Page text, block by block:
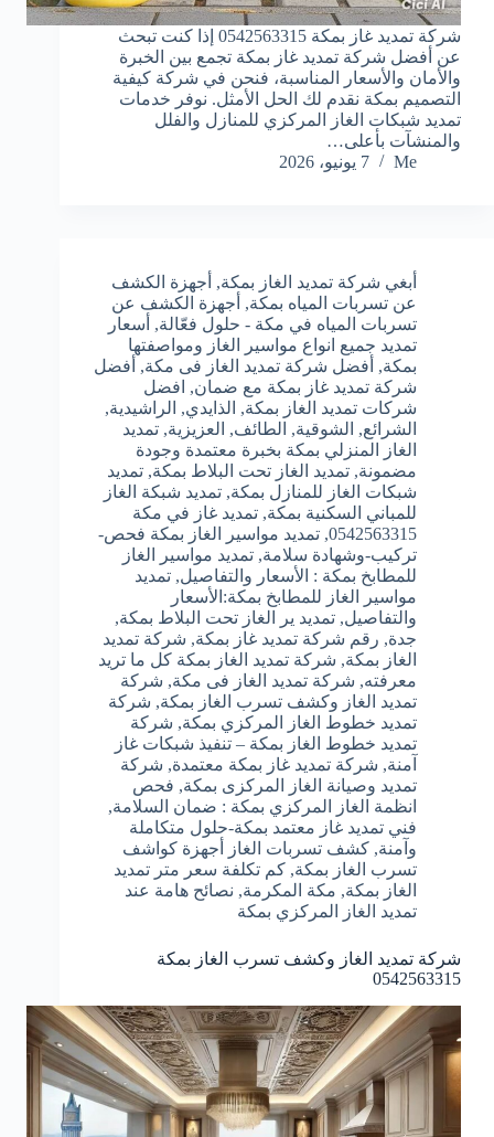
شركة تمديد غاز بمكة 0542563315 إذا كنت تبحث
عن أفضل شركة تمديد غاز بمكة تجمع بين الخبرة
والأمان والأسعار المناسبة، فنحن في شركة كيفية
التصميم بمكة نقدم لك الحل الأمثل. نوفر خدمات
تمديد شبكات الغاز المركزي للمنازل والفلل
والمنشآت بأعلى…
Me
7 يونيو، 2026
أبغي شركة تمديد الغاز بمكة, أجهزة الكشف
عن تسربات المياه بمكة, أجهزة الكشف عن
تسربات المياه في مكة - حلول فعّالة, أسعار
تمديد جميع انواع مواسير الغاز ومواصفتها
بمكة, أفضل شركة تمديد الغاز فى مكة, أفضل
شركة تمديد غاز بمكة مع ضمان, افضل
شركات تمديد الغاز بمكة, الذايدي, الراشيدية,
الشرائع, الشوقية, الطائف, العزيزية, تمديد
الغاز المنزلي بمكة بخبرة معتمدة وجودة
مضمونة, تمديد الغاز تحت البلاط بمكة, تمديد
شبكات الغاز للمنازل بمكة, تمديد شبكة الغاز
للمباني السكنية بمكة, تمديد غاز في مكة
0542563315
, تمديد مواسير الغاز بمكة فحص-
تركيب-وشهادة سلامة, تمديد مواسير الغاز
للمطابخ بمكة : الأسعار والتفاصيل, تمديد
مواسير الغاز للمطابخ بمكة:الأسعار
والتفاصيل, تمديد ير الغاز تحت البلاط بمكة,
جدة, رقم شركة تمديد غاز بمكة, شركة تمديد
الغاز بمكة, شركة تمديد الغاز بمكة كل ما تريد
معرفته, شركة تمديد الغاز فى مكة, شركة
تمديد الغاز وكشف تسرب الغاز بمكة, شركة
تمديد خطوط الغاز المركزي بمكة, شركة
تمديد خطوط الغاز بمكة – تنفيذ شبكات غاز
آمنة, شركة تمديد غاز بمكة معتمدة, شركة
تمديد وصيانة الغاز المركزى بمكة, فحص
انظمة الغاز المركزي بمكة : ضمان السلامة,
فني تمديد غاز معتمد بمكة-حلول متكاملة
وآمنة, كشف تسربات الغاز أجهزة كواشف
تسرب الغاز بمكة, كم تكلفة سعر متر تمديد
الغاز بمكة, مكة المكرمة, نصائح هامة عند
تمديد الغاز المركزي بمكة
شركة تمديد الغاز وكشف تسرب الغاز بمكة
0542563315